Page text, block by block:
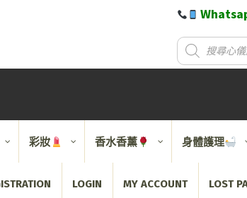
彩妝 香水香薰 身體護理
LOGIN MY ACCOUNT LOST